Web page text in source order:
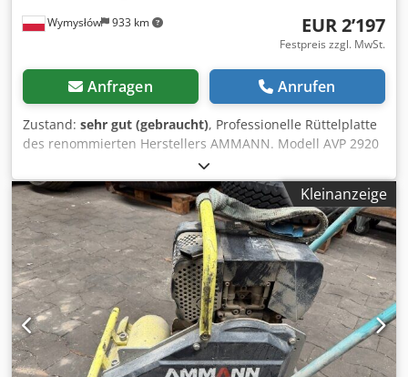
Wymysłów 933 km EUR 2’197
Festpreis zzgl. MwSt.
Anfragen Anrufen
Zustand: sehr gut (gebraucht), Professionelle Rüttelplatte
des renommierten Herstellers AMMANN. Modell AVP 2920
ausgestattet mit einem zuverlässigen HATZ Dieselmotor
mit 5 kW Leistung. Die Maschine ist für professionelle
Pflasterarbeiten, Straßenbau sowie die Verdichtung von
Boden, Pflastersteinen, Schotter und Asphalt ausgelegt.
Das Gerät ist komplett mechanisch, mit robuster deutscher
Konstruktion. Optischer Zustand entsprechend den Fotos –
normale Gebrauchsspuren. Technische Daten: • Hersteller:
AMMANN • Modell: AVP 2920 • Baujahr: 1999 • Motor: HATZ
Diesel • Motortyp: 1B30-6 Cedey Sifyspfx Acdeha • Leistung:
5 kW • Betriebsgewicht: 190 kg • Handstart • Made in
Germany Einsatzbereiche: • Pflastersteinverdichtung •
Pflasterarbeiten • Straßenbau • Verdichten von Boden und
Kleinanzeige